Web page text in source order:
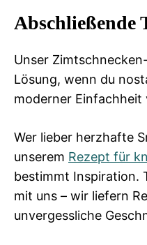
Abschließende
Unser
Lösung, wenn du
moderner
Wer lieber herzhafte
unserem Rezept für
bestimmt Inspiration.
mit uns – wir liefern
unvergessliche